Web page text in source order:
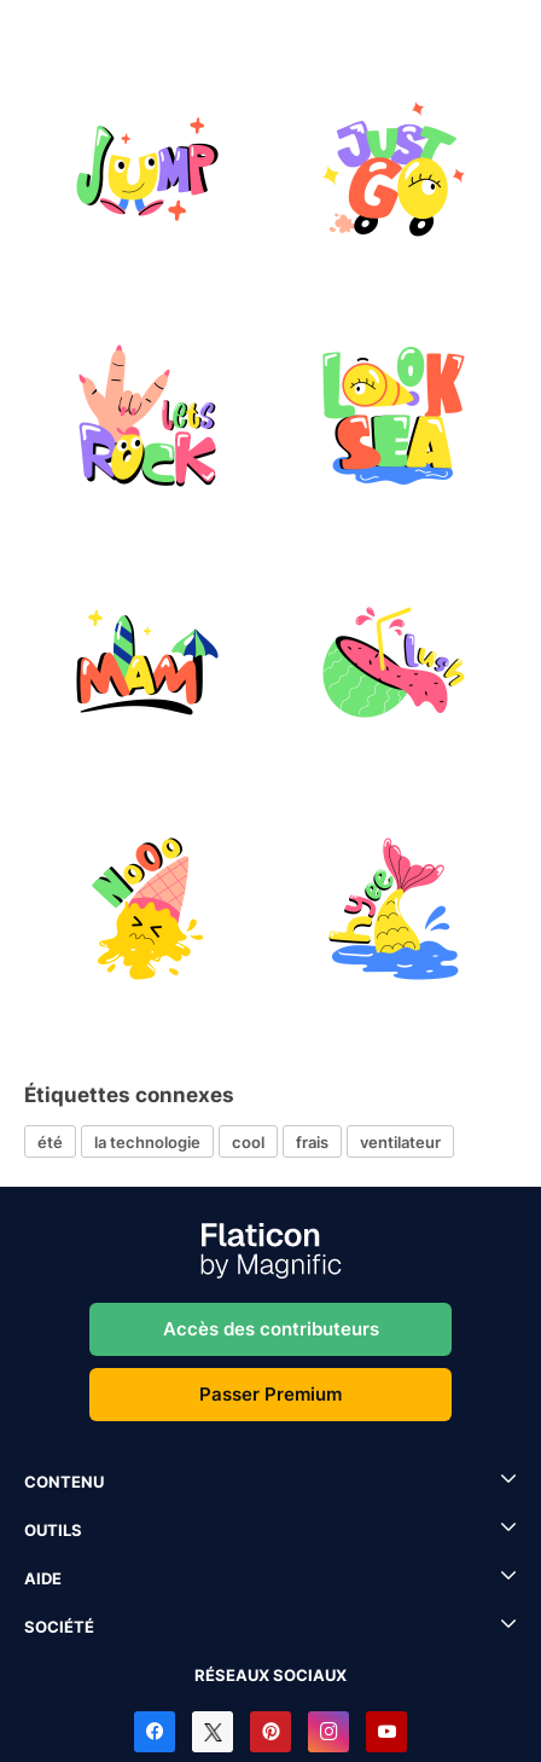
Étiquettes connexes
été la technologie cool frais ventilateur
Accès des contributeurs
Passer Premium
CONTENU
OUTILS
AIDE
SOCIÉTÉ
RÉSEAUX SOCIAUX